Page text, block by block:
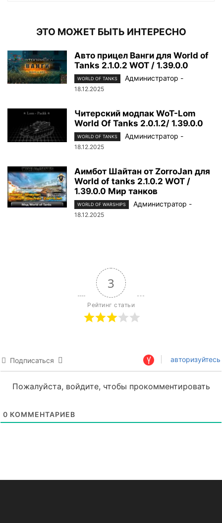
ЭТО МОЖЕТ БЫТЬ ИНТЕРЕСНО
Авто прицел Ванги для World of
Tanks 2.1.0.2 WOT / 1.39.0.0
WORLD OF TANKS Администратор -
18.12.2025
Читерский модпак WoT-Lom
World Of Tanks 2.0.1.2/ 1.39.0.0
WORLD OF TANKS Администратор -
18.12.2025
Аимбот Шайтан от ZorroJan для
World of tanks 2.1.0.2 WOT /
1.39.0.0 Мир танков
WORLD OF WARSHIPS Администратор -
18.12.2025
3
Рейтинг статьи
Подписаться авторизуйтесь
Пожалуйста, войдите, чтобы прокомментировать
0 КОММЕНТАРИЕВ